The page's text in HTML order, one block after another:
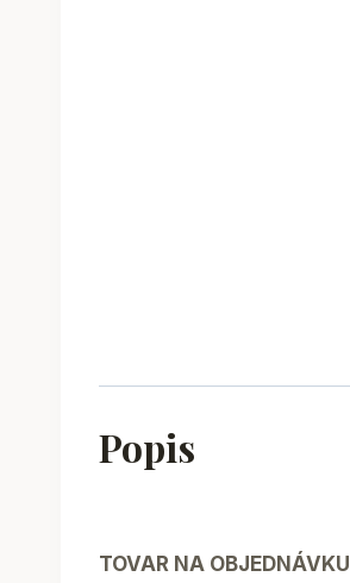
Popis
TOVAR NA OBJEDNÁVKU